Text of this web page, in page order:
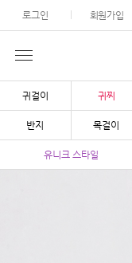
로그인 회원가입
귀걸이 귀찌
반지 목걸이
유니크 스타일